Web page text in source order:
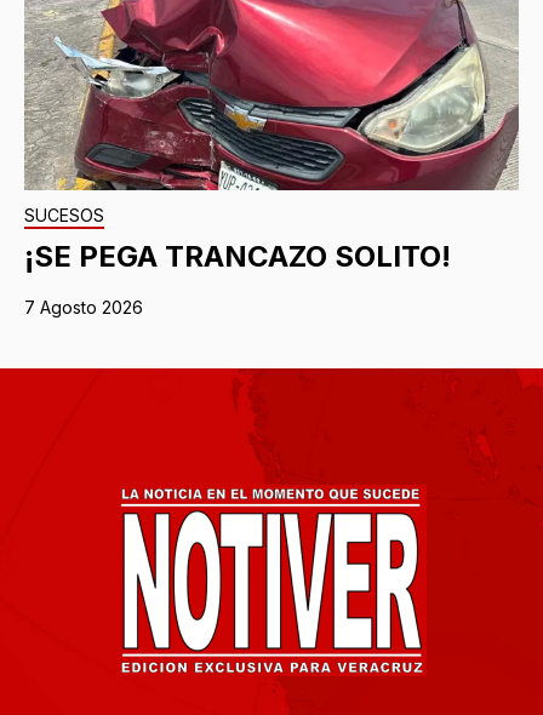
SUCESOS
¡SE PEGA TRANCAZO SOLITO!
7 Agosto 2026